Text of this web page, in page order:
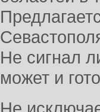
Не сигнал
может и